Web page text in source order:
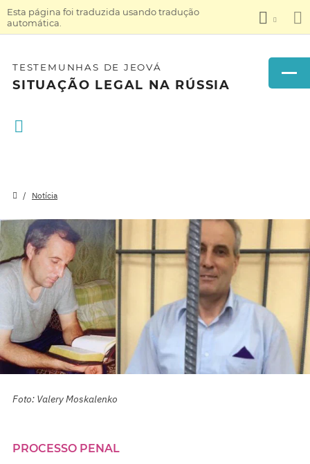
Esta página foi traduzida usando tradução
automática.
TESTEMUNHAS DE JEOVÁ
SITUAÇÃO LEGAL NA RÚSSIA
Notícia
Foto: Valery Moskalenko
PROCESSO PENAL